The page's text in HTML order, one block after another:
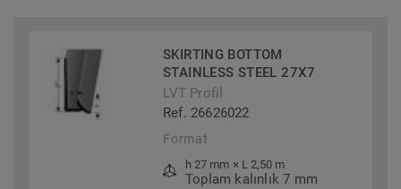
SKIRTING BOTTOM
STAINLESS STEEL 27X7
LVT Profil
Ref. 26626022
Format
h 27 mm × L 2,50 m
Toplam kalınlık 7 mm